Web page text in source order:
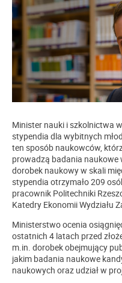
Minister nauki i szkolnictwa
stypendia dla wybitnych
ten sposób naukowców,
prowadzą badania naukowe
dorobek naukowy w skali
stypendia otrzymało 209
pracownik Politechniki
Katedry Ekonomii Wydziału
Ministerstwo ocenia
ostatnich 4 latach przed
m.in. dorobek obejmujący
jakim badania naukowe
naukowych oraz udział w